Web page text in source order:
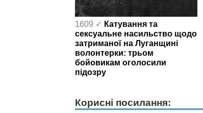
1609 ✓ Катування та
сексуальне насильство щодо
затриманої на Луганщині
волонтерки: трьом
бойовикам оголосили
підозру
Корисні посилання: